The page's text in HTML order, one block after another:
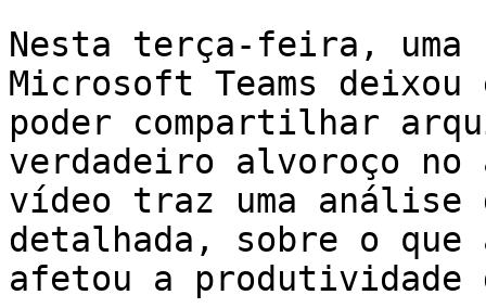
Nesta terça-feira, uma
Microsoft Teams deixou
poder compartilhar
verdadeiro alvoroço no
vídeo traz uma análise
detalhada, sobre o que
afetou a produtividade